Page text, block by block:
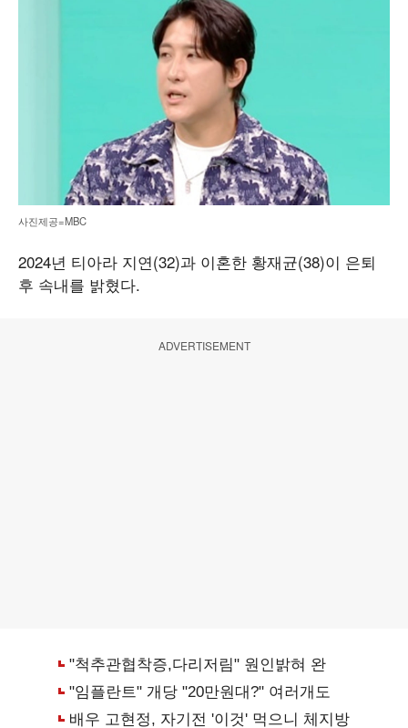
사진제공=MBC
2024년 티아라 지연(32)과 이혼한 황재균(38)이 은퇴
후 속내를 밝혔다.
ADVERTISEMENT